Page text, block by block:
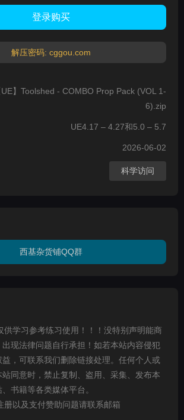
登录购买
解压密码: cggou.com
UE】Toolshed - COMBO Prop Pack (VOL 1-
6).zip
UE4.17 – 4.27和5.0 – 5.7
2026-06-02
科学访问
西基杂货铺QQ群
供学习参考练习使用！！！没特别声明能商
现法律问题自行承担！如若本站内容侵犯
，可联系我们删除链接处理。任何个人或
同意时，禁止复制、盗用、采集、发布本
书籍等各类媒体平台。
册以及支付赞助问题请联系邮箱